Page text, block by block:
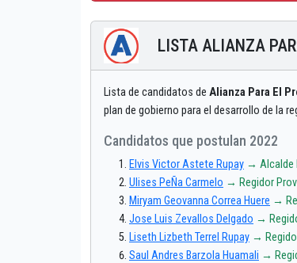
LISTA ALIANZA
Lista de candidatos de Alianza Para El
plan de gobierno para el desarrollo de la
Candidatos que postulan 2022
Elvis Victor Astete Rupay → Alcalde
Ulises PeÑa Carmelo → Regidor
Miryam Geovanna Correa Huere →
Jose Luis Zevallos Delgado →
Liseth Lizbeth Terrel Rupay →
Saul Andres Barzola Huamali →